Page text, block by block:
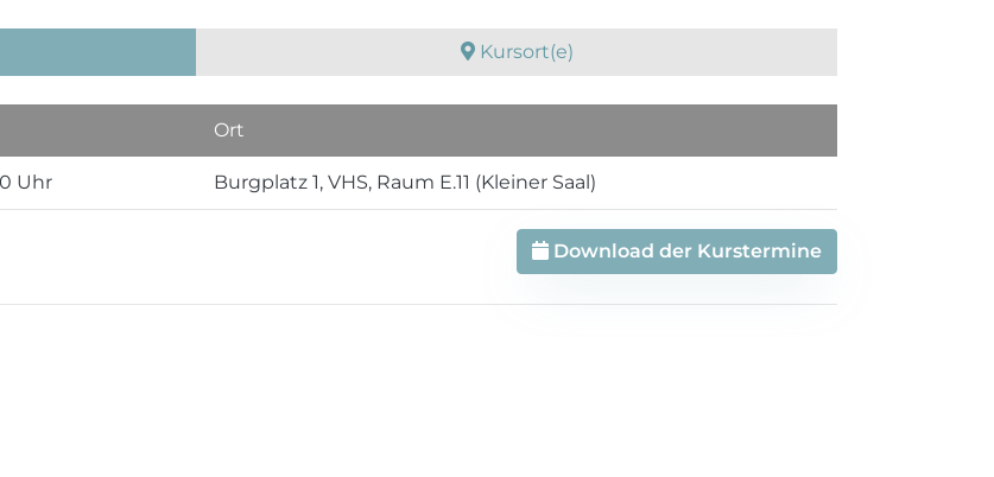
Kursort(e)
Ort
Uhr Burgplatz 1, VHS, Raum E.11 (Kleiner Saal)
Download der Kurstermine